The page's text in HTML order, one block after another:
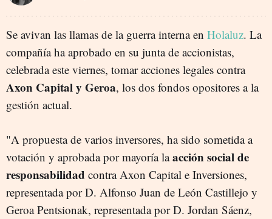
Se avivan las llamas de la guerra interna en Holaluz. La
compañía ha aprobado en su junta de accionistas,
celebrada este viernes, tomar acciones legales contra
Axon Capital y Geroa, los dos fondos opositores a la
gestión actual.
"A propuesta de varios inversores, ha sido sometida a
votación y aprobada por mayoría laacción social de
responsabilidad contra Axon Capital e Inversiones,
representada por D. Alfonso Juan de León Castillejo y
Geroa Pentsionak, representada por D. Jordan Sáenz,